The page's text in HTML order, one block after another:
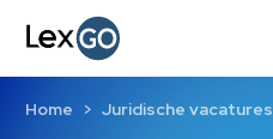
Home Juridische vacatures